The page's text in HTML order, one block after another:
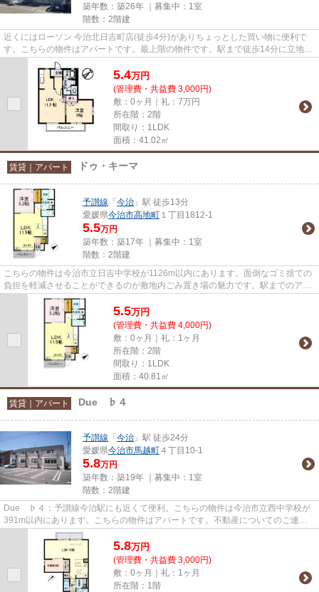
築年数：築26年 ｜募集中： 1室
階数：2階建
近くにはローソン 今治北日吉町店(徒歩4分)がありちょっとした買い物に便利で
す。こちらの物件はアパートです。最上階の物件です。駅まで徒歩14分に立地す
る物件です。居植住では今治...
5.4万円
(管理費・共益費 3,000円)
敷：0ヶ月｜礼：7万円
所在階：2階
間取り：1LDK
面積：41.02㎡
賃貸｜アパート ドゥ・キーマ
予讃線 「 今治 」駅 徒歩13分
愛媛県今治市高地町 １丁目1812-1
5.5万円
築年数：築17年 ｜募集中： 1室
階数：2階建
こちらの物件は今治市立日吉中学校が1126m以内にあります。面倒なゴミ捨ての
負担を軽減させることができるのが敷地内ごみ置き場の魅力です。駅までのアク
セスが良い、徒歩13分のところ...
5.5万円
(管理費・共益費 4,000円)
敷：0ヶ月｜礼：1ヶ月
所在階：2階
間取り：1LDK
面積：40.81㎡
賃貸｜アパート Due ♭４
予讃線 「 今治 」駅 徒歩24分
愛媛県今治市馬越町 ４丁目10-1
5.8万円
築年数：築19年 ｜募集中： 1室
階数：2階建
Due ♭４：予讃線今治駅にも近くて便利。こちらの物件は今治市立西中学校が
391m以内にあります。こちらの物件はアパートです。不動産についてのご連絡
は、今治市の物件情報を取り扱っ...
5.8万円
(管理費・共益費 3,000円)
敷：0ヶ月｜礼：1ヶ月
所在階：1階